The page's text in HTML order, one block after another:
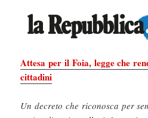
Attesa per il Foia, legge che
cittadini
Un decreto che riconosca per